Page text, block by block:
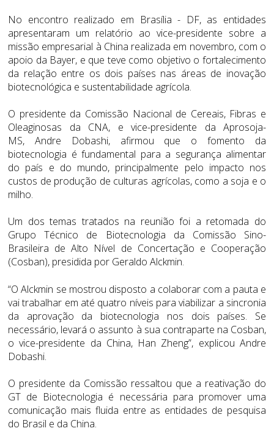
No encontro realizado em Brasília - DF, as entidades
apresentaram um relatório ao vice-presidente sobre a
missão empresarial à China realizada em novembro, com o
apoio da Bayer, e que teve como objetivo o fortalecimento
da relação entre os dois países nas áreas de inovação
biotecnológica e sustentabilidade agrícola.
O presidente da Comissão Nacional de Cereais, Fibras e
Oleaginosas da CNA, e vice-presidente da Aprosoja-
MS, Andre Dobashi, afirmou que o fomento da
biotecnologia é fundamental para a segurança alimentar
do país e do mundo, principalmente pelo impacto nos
custos de produção de culturas agrícolas, como a soja e o
milho.
Um dos temas tratados na reunião foi a retomada do
Grupo Técnico de Biotecnologia da Comissão Sino-
Brasileira de Alto Nível de Concertação e Cooperação
(Cosban), presidida por Geraldo Alckmin.
“O Alckmin se mostrou disposto a colaborar com a pauta e
vai trabalhar em até quatro níveis para viabilizar a sincronia
da aprovação da biotecnologia nos dois países. Se
necessário, levará o assunto à sua contraparte na Cosban,
o vice-presidente da China, Han Zheng”, explicou Andre
Dobashi.
O presidente da Comissão ressaltou que a reativação do
GT de Biotecnologia é necessária para promover uma
comunicação mais fluida entre as entidades de pesquisa
do Brasil e da China.